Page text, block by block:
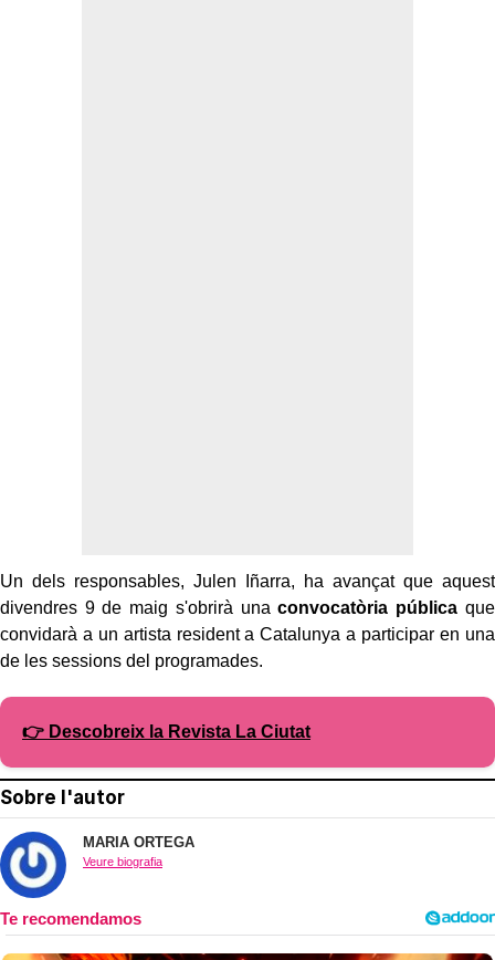
Un dels responsables, Julen Iñarra, ha avançat que aquest
divendres 9 de maig s'obrirà unaconvocatòria pública que
convidarà a un artista resident a Catalunya a participar en una
de les sessions del programades.
👉 Descobreix la Revista La Ciutat
Sobre l'autor
MARIA ORTEGA
Veure biografia